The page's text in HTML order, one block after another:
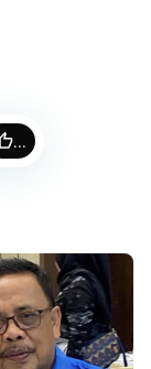
...